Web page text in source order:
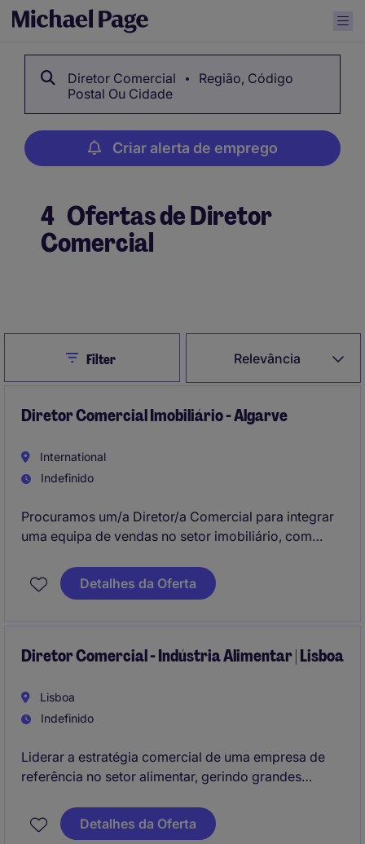
Diretor Comercial
Região, Código
Postal Ou Cidade
Criar alerta de emprego
4 Ofertas de Diretor
Comercial
Relevância
CloseFilter
Diretor Comercial Imobiliário - Algarve
International
Indefinido
Procuramos um/a Diretor/a Comercial para integrar
uma equipa de vendas no setor imobiliário, com
O/A profissional será responsável por liderar e
Detalhes da Oferta
Diretor Comercial - Indústria Alimentar | Lisboa
Lisboa
Indefinido
Liderar a estratégia comercial de uma empresa de
referência no setor alimentar, gerindo grandes
equipa comercial de elevada dimensão. Será
responsável por impulsionar o crescimento do
Detalhes da Oferta